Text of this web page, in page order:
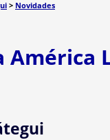
> Novidades
América